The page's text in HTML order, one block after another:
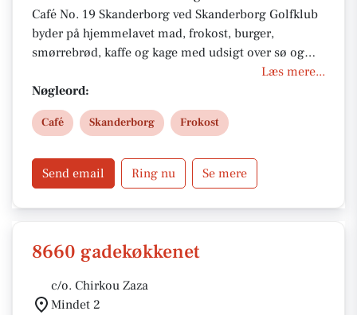
Café No. 19 Skanderborg ved Skanderborg Golfklub
byder på hjemmelavet mad, frokost, burger,
smørrebrød, kaffe og kage med udsigt over sø og
golfbane. Caféen har plads til selskaber, events og
mindesammenkomster med op til 110 gæster.
Læs mere...
Nøgleord:
Café Skanderborg Frokost
Send email Ring nu Se mere
8660 gadekøkkenet
c/o. Chirkou Zaza
Mindet 2